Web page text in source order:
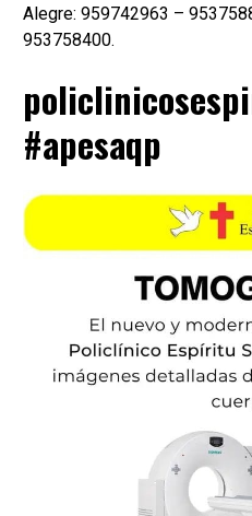
Alegre: 959742963 –
953758400.
#apesaqp